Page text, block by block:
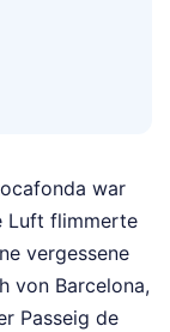
war
Luft flimmerte
vergessene
von Barcelona,
Passeig de